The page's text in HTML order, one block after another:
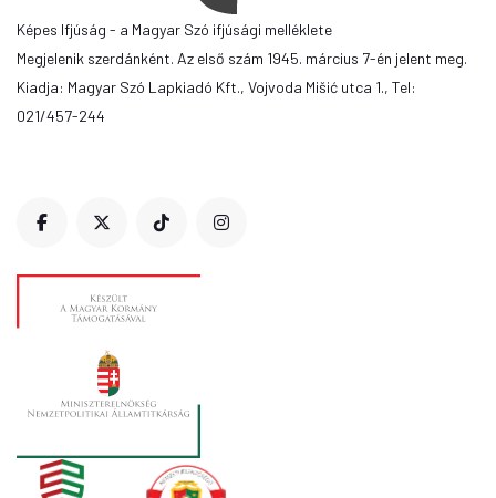
Képes Ifjúság - a Magyar Szó ifjúsági melléklete
Megjelenik szerdánként. Az első szám 1945. március 7-én jelent meg.
Kiadja: Magyar Szó Lapkiadó Kft., Vojvoda Mišić utca 1., Tel:
021/457-244